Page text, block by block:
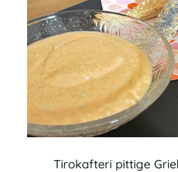
Tirokafteri pittige